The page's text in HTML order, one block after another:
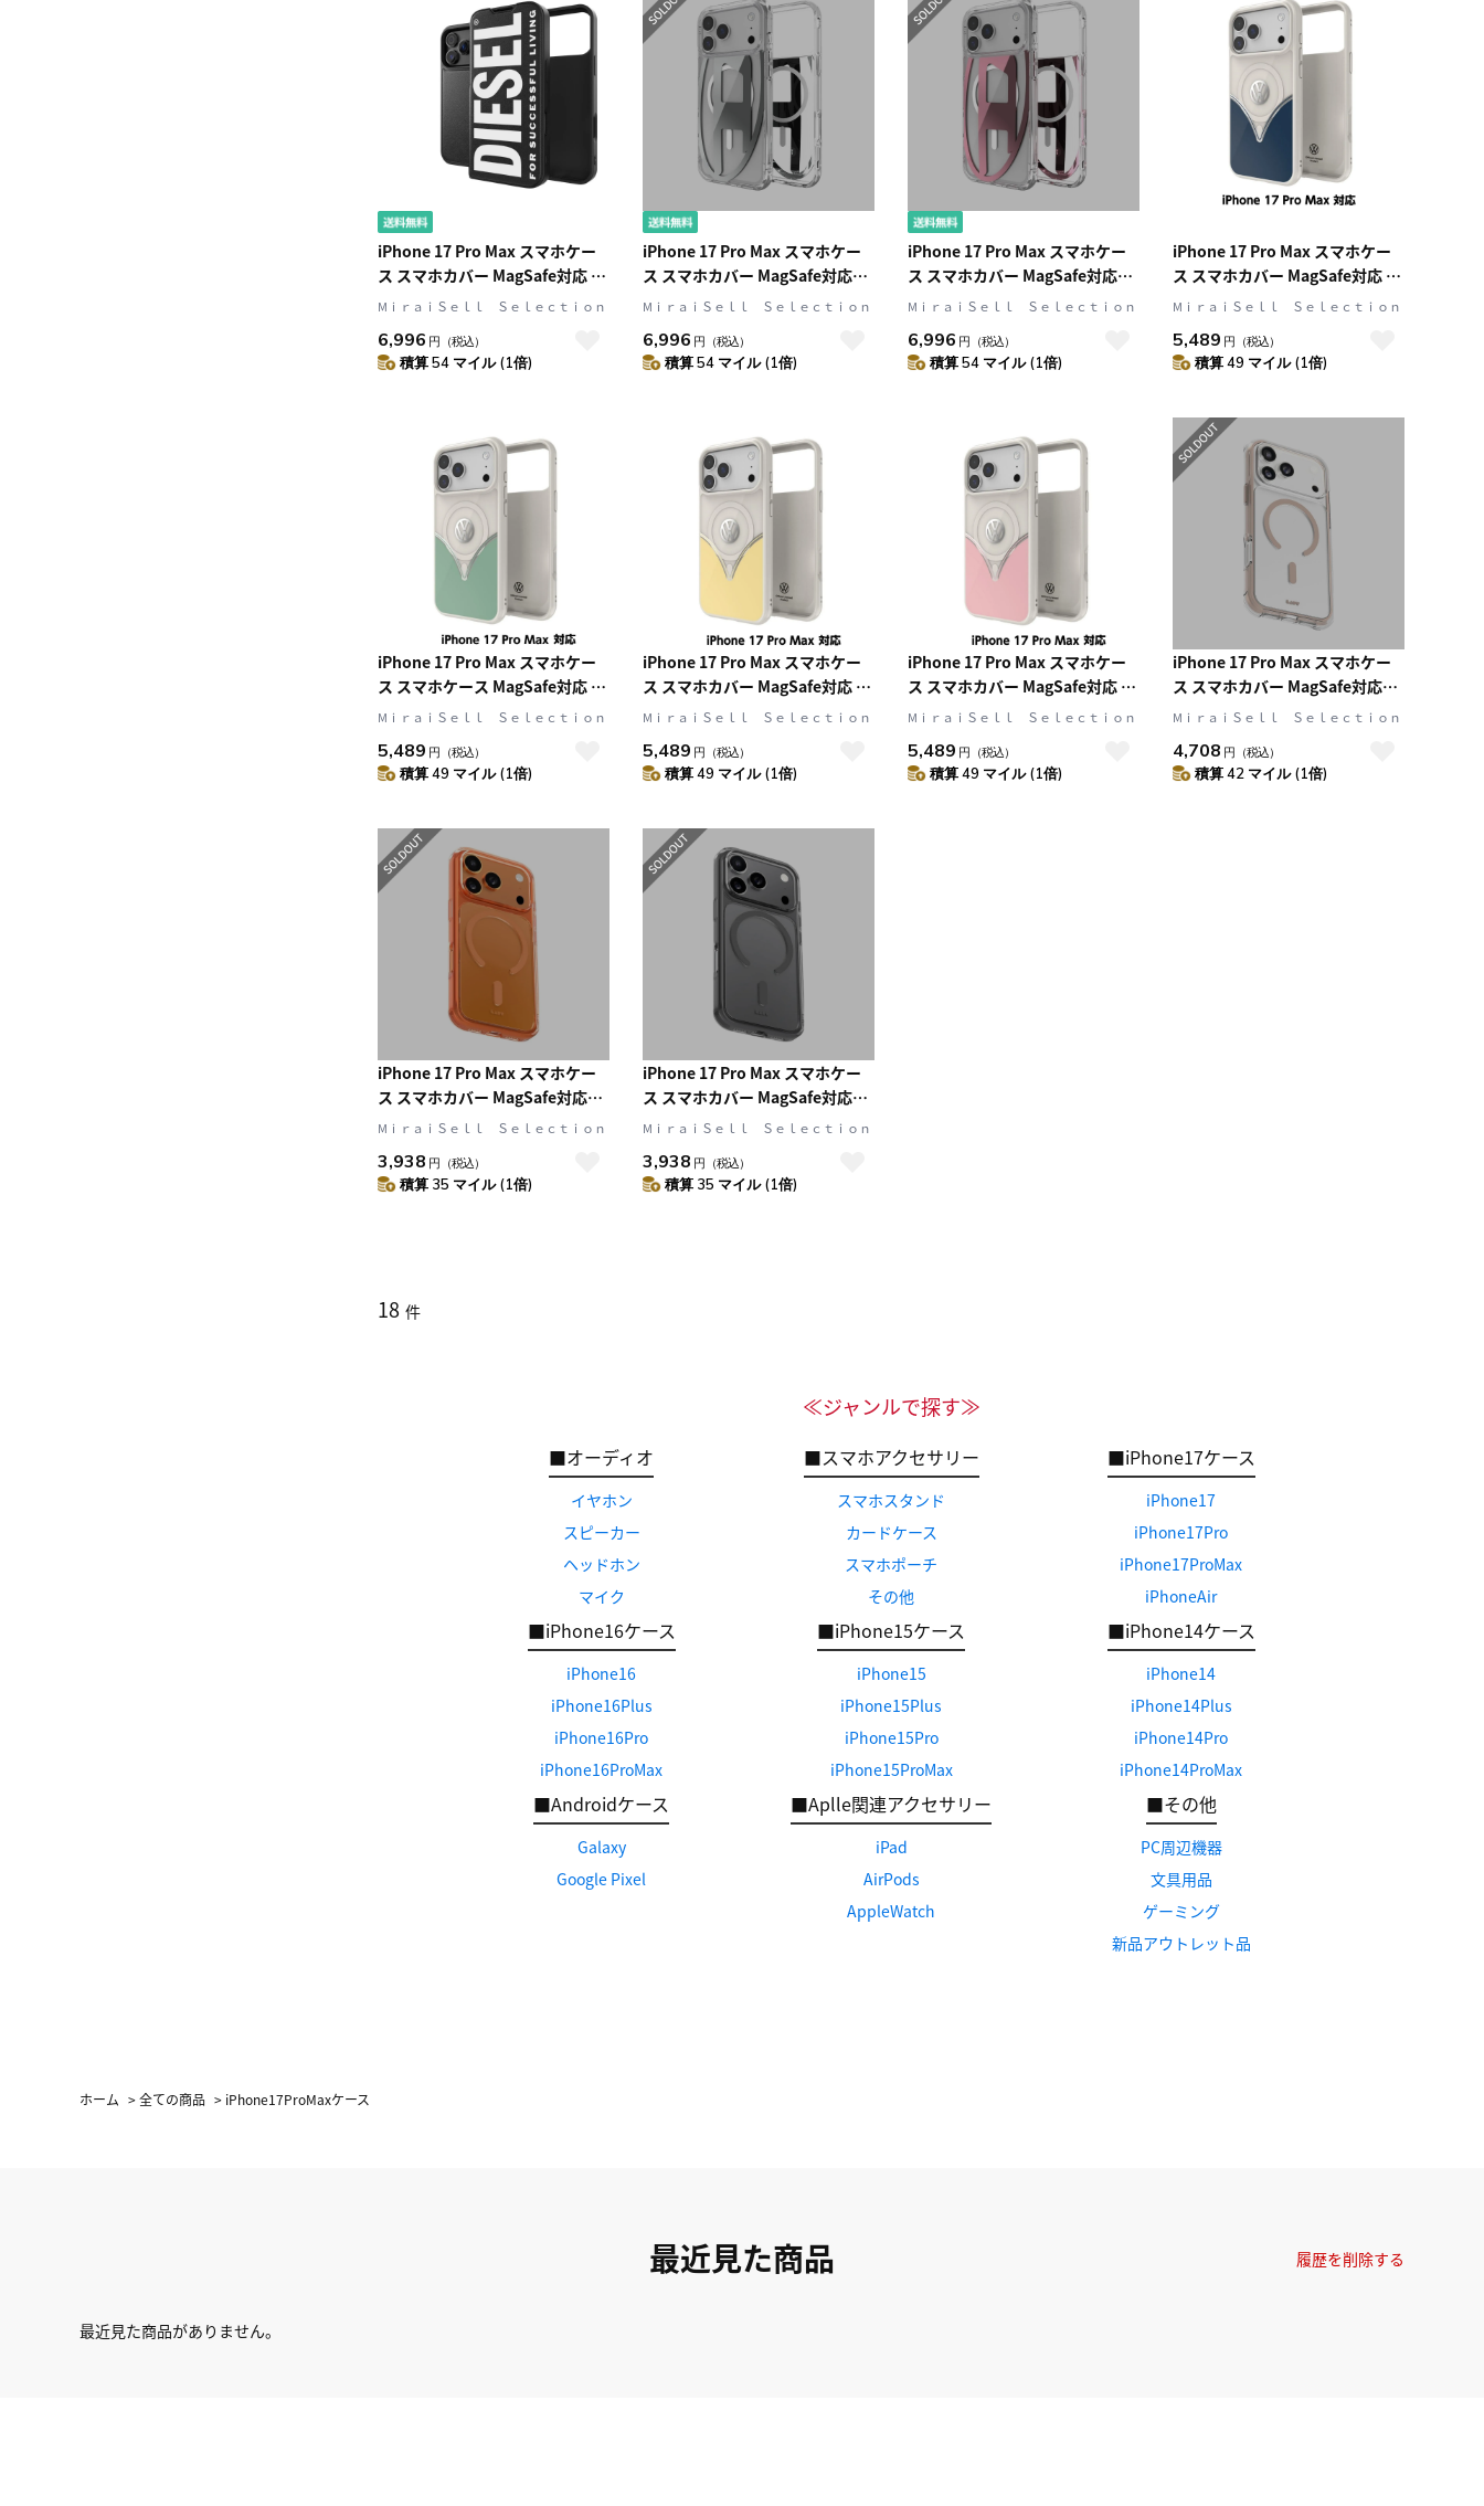
iPhone 17 Pro Max スマホケー
ス スマホカバー MagSafe対応 手
帳型 ポケット/カードスリット搭
ーゼル] Booklet[ブックレット]
MⅰｒａｉＳｅｌｌ Ｓｅｌｅｃｔｉｏｎ
6,996 円 （税込）
積算 54 マイル (1倍)
iPhone 17 Pro Max スマホケー
ス スマホカバー MagSafe対応
DIESEL[ディーゼル] Oval D
Clear/Silver(クリア/シルバー)
MⅰｒａｉＳｅｌｌ Ｓｅｌｅｃｔｉｏｎ
6,996 円 （税込）
積算 54 マイル (1倍)
iPhone 17 Pro Max スマホケー
ス スマホカバー MagSafe対応
DIESEL[ディーゼル] Oval D
Clear/Pink(クリア/ピンク)
MⅰｒａｉＳｅｌｌ Ｓｅｌｅｃｔｉｏｎ
6,996 円 （税込）
積算 54 マイル (1倍)
iPhone 17 Pro Max スマホケー
ス スマホカバー MagSafe対応 ス
トラップホールあり Cobalt
Blue/White ブルー/ホワイト
Volkswagen[フォルクスワーゲ
MⅰｒａｉＳｅｌｌ Ｓｅｌｅｃｔｉｏｎ
5,489 円 （税込）
積算 49 マイル (1倍)
iPhone 17 Pro Max スマホケー
ス スマホケース MagSafe対応 ス
トラップホールあり Bahama
ーン)/White(ホワイト)
Volkswagen[フォルクスワーゲ
MⅰｒａｉＳｅｌｌ Ｓｅｌｅｃｔｉｏｎ
5,489 円 （税込）
積算 49 マイル (1倍)
iPhone 17 Pro Max スマホケー
ス スマホカバー MagSafe対応 ス
トラップホールあり Yukon
Yellow/White イエロー/ホワイト
Volkswagen[フォルクスワーゲ
MⅰｒａｉＳｅｌｌ Ｓｅｌｅｃｔｉｏｎ
5,489 円 （税込）
積算 49 マイル (1倍)
iPhone 17 Pro Max スマホケー
ス スマホカバー MagSafe対応 ス
トラップホールあり Powder
Pink/White ピンク/ホワイト
Volkswagen[フォルクスワーゲ
MⅰｒａｉＳｅｌｌ Ｓｅｌｅｃｔｉｏｎ
5,489 円 （税込）
積算 49 マイル (1倍)
iPhone 17 Pro Max スマホケー
ス スマホカバー MagSafe対応
Clear/Brown(クリア/サドルブラ
PROTECT[エアロ プロテクト]
MⅰｒａｉＳｅｌｌ Ｓｅｌｅｃｔｉｏｎ
4,708 円 （税込）
積算 42 マイル (1倍)
iPhone 17 Pro Max スマホケー
ス スマホカバー MagSafe対応
Clear Bronze(クリアブロンズ)
FLURO[クリスタル フルオ]
MⅰｒａｉＳｅｌｌ Ｓｅｌｅｃｔｉｏｎ
3,938 円 （税込）
積算 35 マイル (1倍)
iPhone 17 Pro Max スマホケー
ス スマホカバー MagSafe対応
Clear Gray(クリアグレー)
FLURO[クリスタル フルオ]
MⅰｒａｉＳｅｌｌ Ｓｅｌｅｃｔｉｏｎ
3,938 円 （税込）
積算 35 マイル (1倍)
18 件
≪ジャンルで探す≫
■オーディオ
イヤホン
スピーカー
ヘッドホン
マイク
■スマホアクセサリー
スマホスタンド
カードケース
スマホポーチ
その他
■iPhone17ケース
iPhone17
iPhone17Pro
iPhone17ProMax
iPhoneAir
■iPhone16ケース
iPhone16
iPhone16Plus
iPhone16Pro
iPhone16ProMax
■iPhone15ケース
iPhone15
iPhone15Plus
iPhone15Pro
iPhone15ProMax
■iPhone14ケース
iPhone14
iPhone14Plus
iPhone14Pro
iPhone14ProMax
■Androidケース
Galaxy
Google Pixel
■Aplle関連アクセサリー
iPad
AirPods
AppleWatch
■その他
PC周辺機器
文具用品
ゲーミング
新品アウトレット品
ホーム >全ての商品 > iPhone17ProMaxケース
最近見た商品
最近見た商品がありません。
履歴を削除する